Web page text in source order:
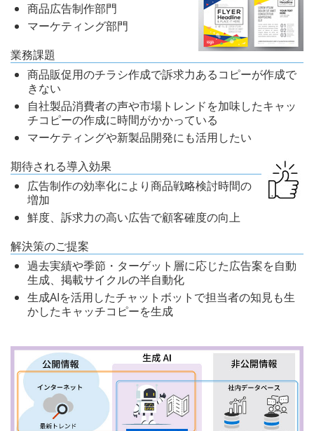
商品広告制作部門
マーケティング部門
業務課題
商品販促用のチラシ作成で訴求力あるコピーが作成で
きない
自社製品消費者の声や市場トレンドを加味したキャッ
チコピーの作成に時間がかかっている
マーケティングや新製品開発にも活用したい
期待される導入効果
広告制作の効率化により商品戦略検討時間の
増加
鮮度、訴求力の高い広告で顧客確度の向上
解決策のご提案
過去実績や季節・ターゲット層に応じた広告案を自動
生成、掲載サイクルの半自動化
生成AIを活用したチャットボットで担当者の知見も生
かしたキャッチコピーを生成